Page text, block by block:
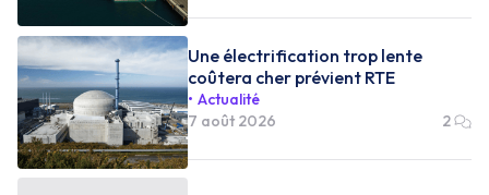
Une électrification trop lente
coûtera cher prévient RTE
Actualité
7 août 2026
2